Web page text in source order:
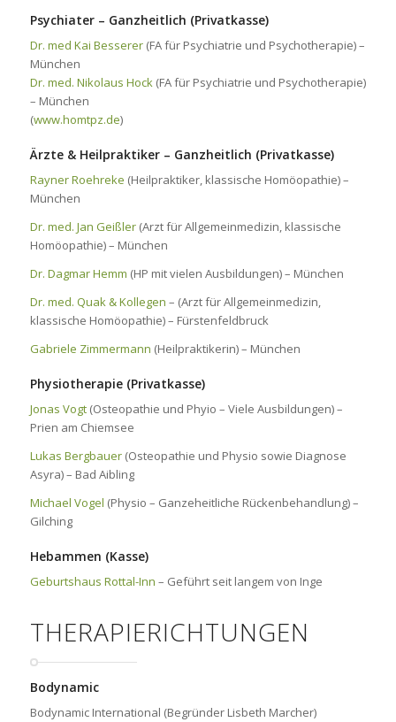
Psychiater – Ganzheitlich (Privatkasse)
Dr. med Kai Besserer(FA für Psychiatrie und Psychotherapie) –
München
Dr. med. Nikolaus Hock(FA für Psychiatrie und Psychotherapie)
– München
(www.homtpz.de)
Ärzte & Heilpraktiker – Ganzheitlich (Privatkasse)
Rayner Roehreke (Heilpraktiker, klassische Homöopathie) –
München
Dr. med. Jan Geißler(Arzt für Allgemeinmedizin, klassische
Homöopathie) – München
Dr. Dagmar Hemm (HP mit vielen Ausbildungen) – München
Dr. med. Quak & Kollegen – (Arzt für Allgemeinmedizin,
klassische Homöopathie) – Fürstenfeldbruck
Gabriele Zimmermann (Heilpraktikerin) – München
Physiotherapie (Privatkasse)
Jonas Vogt(Osteopathie und Phyio – Viele Ausbildungen) –
Prien am Chiemsee
Lukas Bergbauer(Osteopathie und Physio sowie Diagnose
Asyra) – Bad Aibling
Michael Vogel (Physio – Ganzeheitliche Rückenbehandlung) –
Gilching
Hebammen (Kasse)
Geburtshaus Rottal-Inn – Geführt seit langem von Inge
THERAPIERICHTUNGEN
Bodynamic
Bodynamic International (Begründer Lisbeth Marcher)